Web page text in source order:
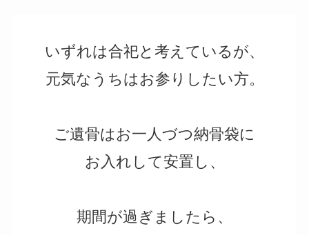
いずれは合祀と考えているが、
元気なうちはお参りしたい方。
ご遺骨はお一人づつ納骨袋に
お入れして安置し、
期間が過ぎましたら、